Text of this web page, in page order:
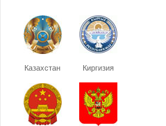
Казахстан Киргизия